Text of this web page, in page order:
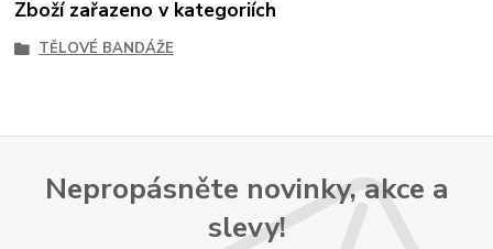
Zboží zařazeno v kategoriích
TĚLOVÉ BANDÁŽE
Nepropásněte novinky, akce a
slevy!